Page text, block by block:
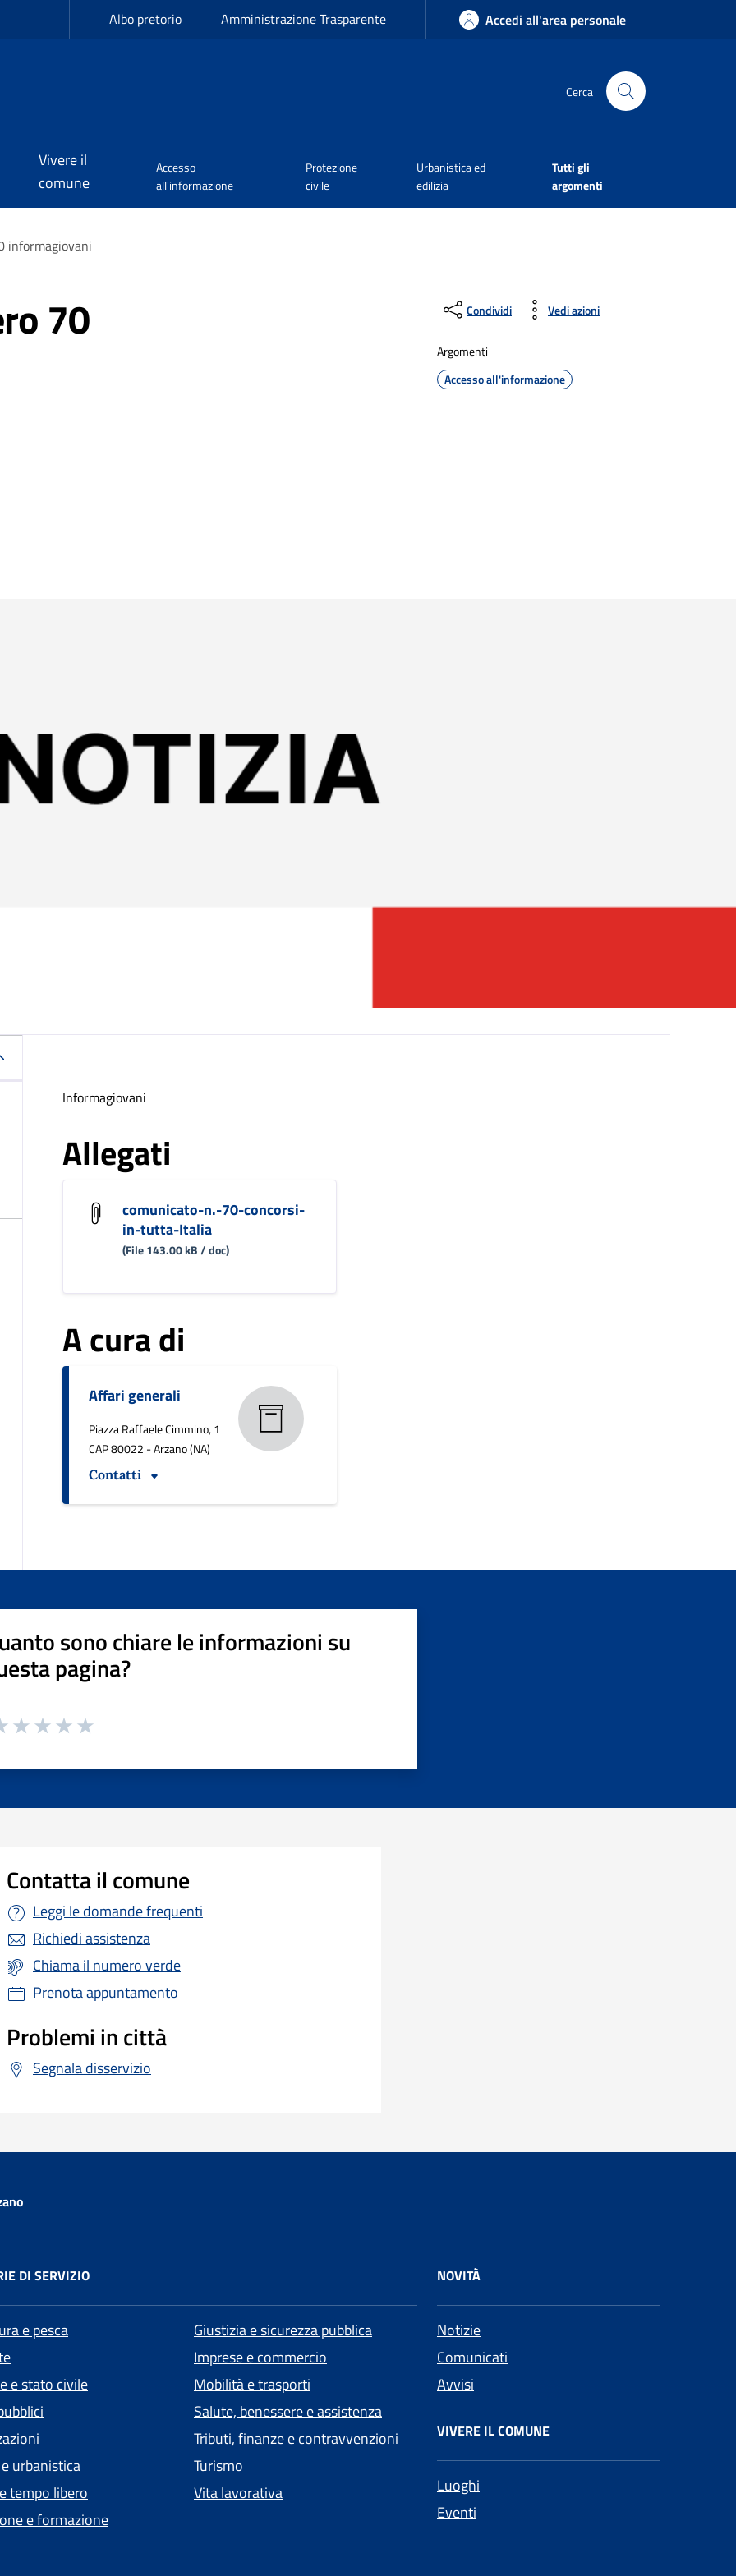
Albo pretorio Amministrazione Trasparente Accedi all'area personale
Cerca
Vivere il
comune
Accesso
all'informazione
Protezione
civile
Urbanistica ed
edilizia
Tutti gli
argomenti
informagiovani
70 Condividi Vedi azioni
Argomenti
Accesso all'informazione
Informagiovani
Allegati
comunicato-n.-70-concorsi-
in-tutta-Italia
(File 143.00 kB / doc)
A cura di
Affari generali
Piazza Raffaele Cimmino, 1
CAP 80022 - Arzano (NA)
Contatti
sono chiare le informazioni su
pagina?
Contatta il comune
Leggi le domande frequenti
Richiedi assistenza
Chiama il numero verde
Prenota appuntamento
Problemi in città
Segnala disservizio
DI SERVIZIO
e pesca
e stato civile
urbanistica
tempo libero
e formazione
Giustizia e sicurezza pubblica
Imprese e commercio
Mobilità e trasporti
Salute, benessere e assistenza
Tributi, finanze e contravvenzioni
Turismo
Vita lavorativa
NOVITÀ
Notizie
Comunicati
Avvisi
VIVERE IL COMUNE
Luoghi
Eventi